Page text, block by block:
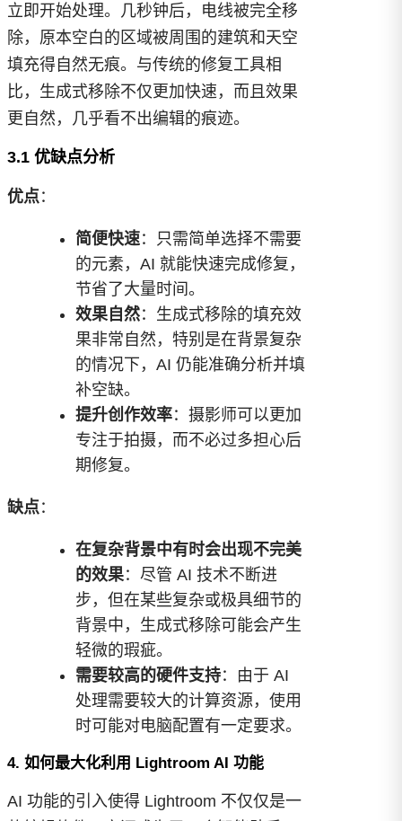
立即开始处理。几秒钟后，电线被完全移
除，原本空白的区域被周围的建筑和天空
填充得自然无痕。与传统的修复工具相
比，生成式移除不仅更加快速，而且效果
更自然，几乎看不出编辑的痕迹。
3.1 优缺点分析
优点：
简便快速：只需简单选择不需要
的元素，AI 就能快速完成修复，
节省了大量时间。
效果自然：生成式移除的填充效
果非常自然，特别是在背景复杂
的情况下，AI 仍能准确分析并填
补空缺。
提升创作效率：摄影师可以更加
专注于拍摄，而不必过多担心后
期修复。
缺点：
在复杂背景中有时会出现不完美
的效果：尽管 AI 技术不断进
步，但在某些复杂或极具细节的
背景中，生成式移除可能会产生
轻微的瑕疵。
需要较高的硬件支持：由于 AI
处理需要较大的计算资源，使用
时可能对电脑配置有一定要求。
4. 如何最大化利用 Lightroom AI 功能
AI 功能的引入使得 Lightroom 不仅仅是一